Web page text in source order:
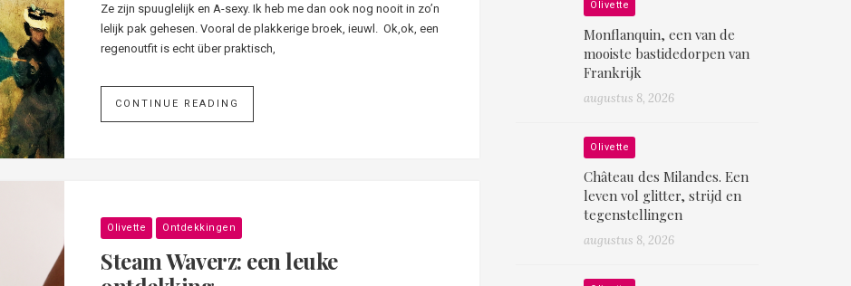
Ze zijn spuuglelijk en A-sexy. Ik heb me dan ook nog nooit in zo’n
lelijk pak gehesen. Vooral de plakkerige broek, ieuwl. Ok,ok, een
regenoutfit is echt über praktisch,
CONTINUE READING
Olivette Ontdekkingen
Steam Waverz: een leuke
Olivette
Monflanquin, een van de
mooiste bastidedorpen van
Frankrijk
augustus 8, 2026
Olivette
Château des Milandes. Een
leven vol glitter, strijd en
tegenstellingen
augustus 8, 2026